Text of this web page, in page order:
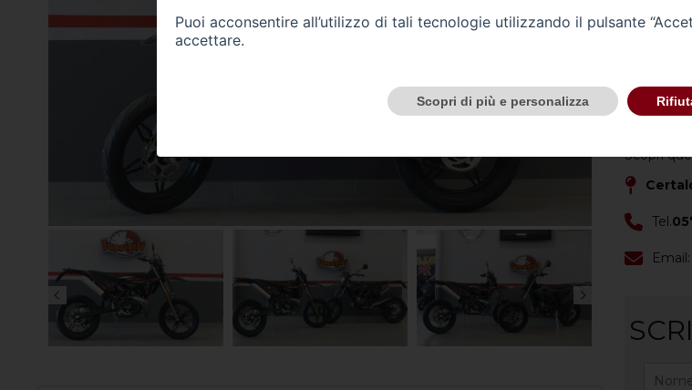
Scopri
Tel.
Email:
Puoi acconsentire all’utilizzo di tali tecnologie utilizzando il pulsante
accettare.
Scopri di più e personalizza